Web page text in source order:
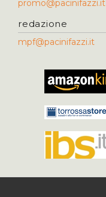
promo@pacinifazzi.it
redazione
mpf@pacinifazzi.it